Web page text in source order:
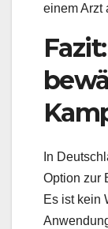
einem Arzt
In
Option zur
Es ist kein